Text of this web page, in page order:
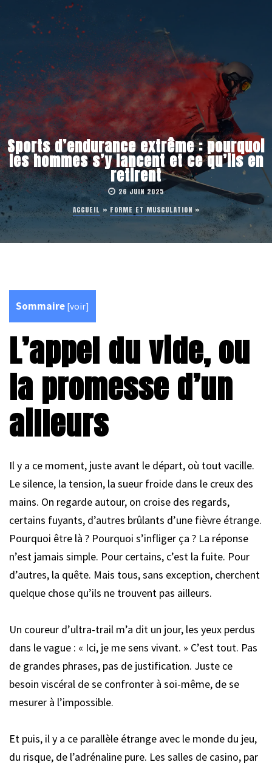
Sports d’endurance extrême : pourquoi
les hommes s’y lancent et ce qu’ils en
retirent
26 JUIN 2025
ACCUEIL »FORME ET MUSCULATION »
Sommaire [voir]
L’appel du vide, ou
la promesse d’un
ailleurs
Il y a ce moment, juste avant le départ, où tout vacille.
Le silence, la tension, la sueur froide dans le creux des
mains. On regarde autour, on croise des regards,
certains fuyants, d’autres brûlants d’une fièvre étrange.
Pourquoi être là ? Pourquoi s’infliger ça ? La réponse
n’est jamais simple. Pour certains, c’est la fuite. Pour
d’autres, la quête. Mais tous, sans exception, cherchent
quelque chose qu’ils ne trouvent pas ailleurs.
Un coureur d’ultra-trail m’a dit un jour, les yeux perdus
dans le vague : « Ici, je me sens vivant. » C’est tout. Pas
de grandes phrases, pas de justification. Juste ce
besoin viscéral de se confronter à soi-même, de se
mesurer à l’impossible.
Et puis, il y a ce parallèle étrange avec le monde du jeu,
du risque, de l’adrénaline pure. Les salles de casino, par